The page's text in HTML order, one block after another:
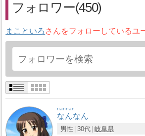
フォロワー(450)
まこといろ さんをフォローしているユ
nannan
なんなん
男性 30代 岐阜県